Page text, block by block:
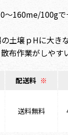
～160me/100g
土壌ｐHに大き
布作業がしやす
配送料 ※
送料無料